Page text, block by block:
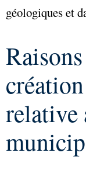
géologiques et
relative